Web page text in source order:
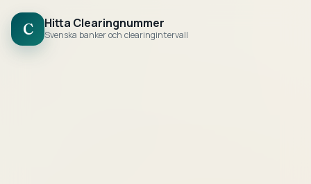
C Hitta Clearingnummer
Svenska banker och clearingintervall